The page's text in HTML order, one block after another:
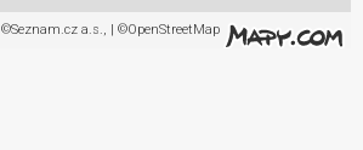
©Seznam.cz a.s., | ©OpenStreetMap